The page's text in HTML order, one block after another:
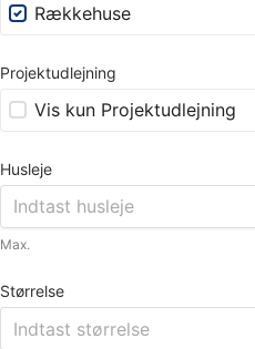
Rækkehuse
Projektudlejning
Vis kun Projektudlejning
Husleje
Max.
Størrelse